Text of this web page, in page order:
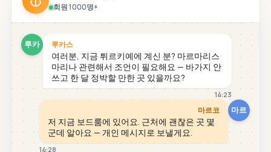
회원 1000명+
루카 루카스
여러분, 지금 튀르키예에 계신 분? 마르마리스
마리나 관련해서 조언이 필요해요 — 바가지 안
쓰고 한 달 정박할 만한 곳 있을까요?
14:23
마르
마르코
저 지금 보드룸에 있어요. 근처에 괜찮은 곳 몇
군데 알아요 — 개인 메시지로 보낼게요.
14:28